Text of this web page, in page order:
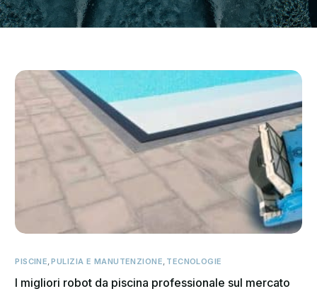
PISCINE,PULIZIA E MANUTENZIONE, TECNOLOGIE
I migliori robot da piscina professionale sul mercato